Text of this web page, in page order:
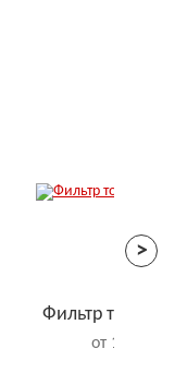
Фильтр
от 150 ₽
>